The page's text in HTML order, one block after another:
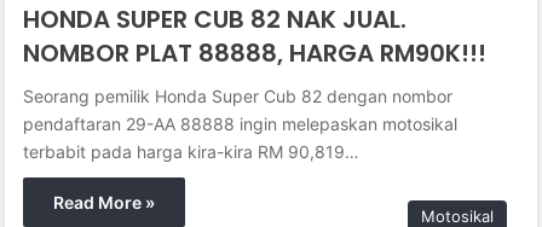
HONDA SUPER CUB 82 NAK JUAL.
NOMBOR PLAT 88888, HARGA RM90K!!!
Seorang pemilik Honda Super Cub 82 dengan nombor
pendaftaran 29-AA 88888 ingin melepaskan motosikal
terbabit pada harga kira-kira RM 90,819…
Read More »
Motosikal